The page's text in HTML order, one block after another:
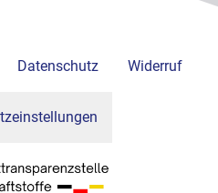
Datenschutz Widerruf